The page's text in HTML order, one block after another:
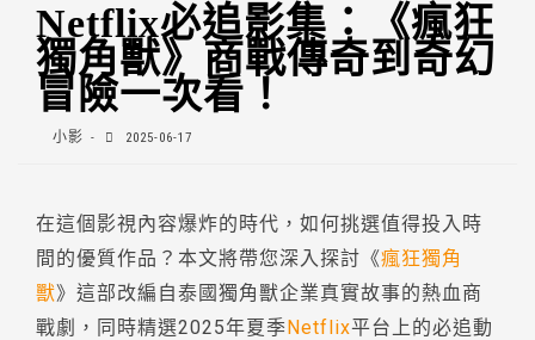
Netflix必追影集：《瘋狂
獨角獸》商戰傳奇到奇幻
冒險一次看！
小影 2025-06-17
在這個影視內容爆炸的時代，如何挑選值得投入時
間的優質作品？本文將帶您深入探討《瘋狂獨角
獸》這部改編自泰國獨角獸企業真實故事的熱血商
戰劇，同時精選2025年夏季Netflix平台上的必追動